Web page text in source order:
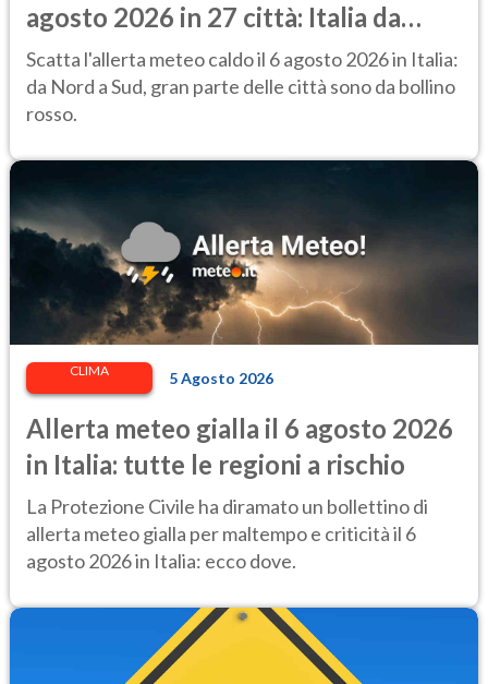
agosto 2026 in 27 città: Italia da
bollino rosso
Scatta l'allerta meteo caldo il 6 agosto 2026 in Italia:
da Nord a Sud, gran parte delle città sono da bollino
rosso.
CLIMA 5 Agosto 2026
Allerta meteo gialla il 6 agosto 2026
in Italia: tutte le regioni a rischio
La Protezione Civile ha diramato un bollettino di
allerta meteo gialla per maltempo e criticità il 6
agosto 2026 in Italia: ecco dove.